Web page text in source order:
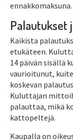
ennakkomaksuna.
Palautukset
Kaikista
etukäteen.
14 päivän sisällä
vaurioitunut,
koskevan
Kuluttajan
palauttaa, mikä
kattopeltejä.
Kaupalla on